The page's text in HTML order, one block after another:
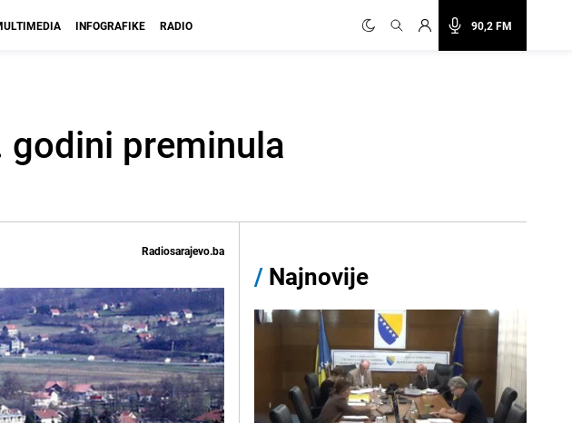
90,2 FM
INFOGRAFIKE RADIO
godini preminula
Radiosarajevo.ba
/ Najnovije